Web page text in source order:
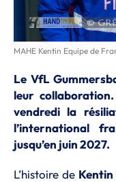
MAHE Kentin Equipe de
Le VfL
leur
vendredi la
l’international
jusqu’en juin 2027.
L’histoire de Kentin